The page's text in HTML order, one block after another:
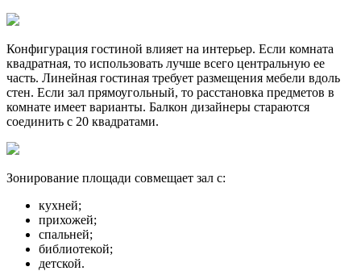
Конфигурация гостиной влияет на интерьер. Если комната
квадратная, то использовать лучше всего центральную ее
часть. Линейная гостиная требует размещения мебели вдоль
стен. Если зал прямоугольный, то расстановка предметов в
комнате имеет варианты. Балкон дизайнеры стараются
соединить с 20 квадратами.
Зонирование площади совмещает зал с:
кухней;
прихожей;
спальней;
библиотекой;
детской.